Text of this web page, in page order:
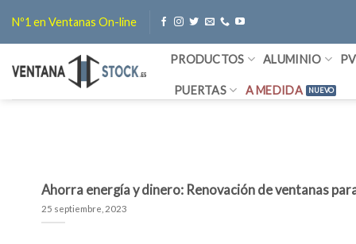
contenido
Nº1 en Ventanas On-line
PRODUCTOS ALUMINIO
PUERTAS A MEDIDA
Ahorra energía y dinero: Renovación de ventanas
25 septiembre, 2023